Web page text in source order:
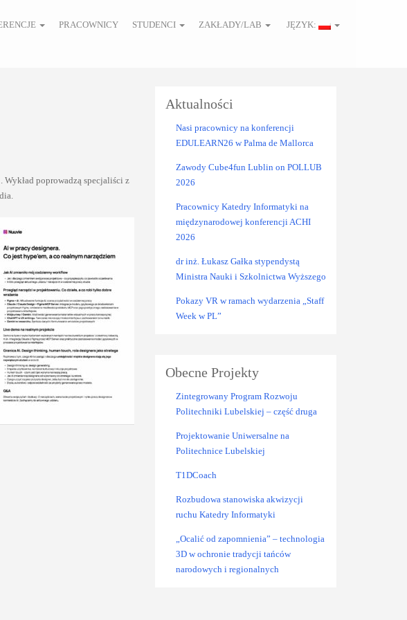
PRACOWNICY STUDENCI ZAKŁADY/LAB JĘZYK:
Wykład poprowadzą specjaliści z
Aktualności
Nasi pracownicy na konferencji
EDULEARN26 w Palma de Mallorca
Zawody Cube4fun Lublin on POLLUB
2026
Pracownicy Katedry Informatyki na
międzynarodowej konferencji ACHI
2026
dr inż. Łukasz Gałka stypendystą
Ministra Nauki i Szkolnictwa Wyższego
Pokazy VR w ramach wydarzenia „Staff
Week w PL”
Obecne Projekty
Zintegrowany Program Rozwoju
Politechniki Lubelskiej – część druga
Projektowanie Uniwersalne na
Politechnice Lubelskiej
T1DCoach
Rozbudowa stanowiska akwizycji
ruchu Katedry Informatyki
„Ocalić od zapomnienia” – technologia
3D w ochronie tradycji tańców
narodowych i regionalnych